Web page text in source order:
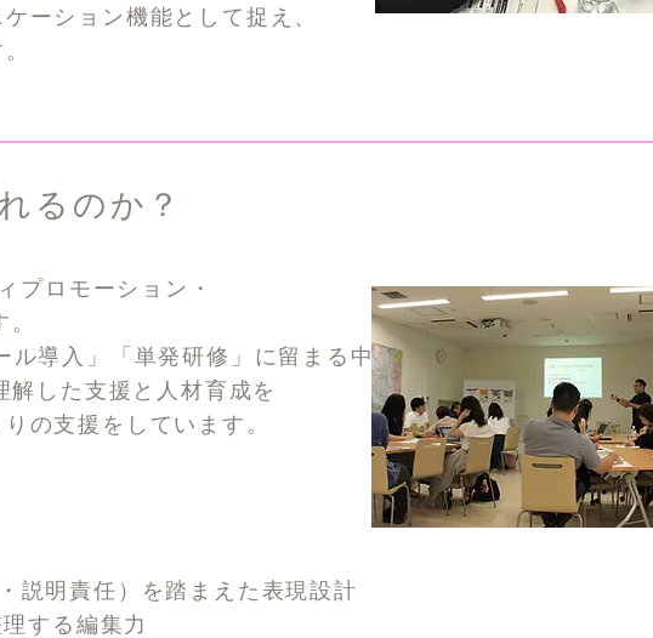
ーション機能として捉え、
るのか？
プロモーション・
導入」「単発研修」に留まる中で、
した支援と人材育成を
の支援をしています。
説明責任）を踏まえた表現設計
する編集力